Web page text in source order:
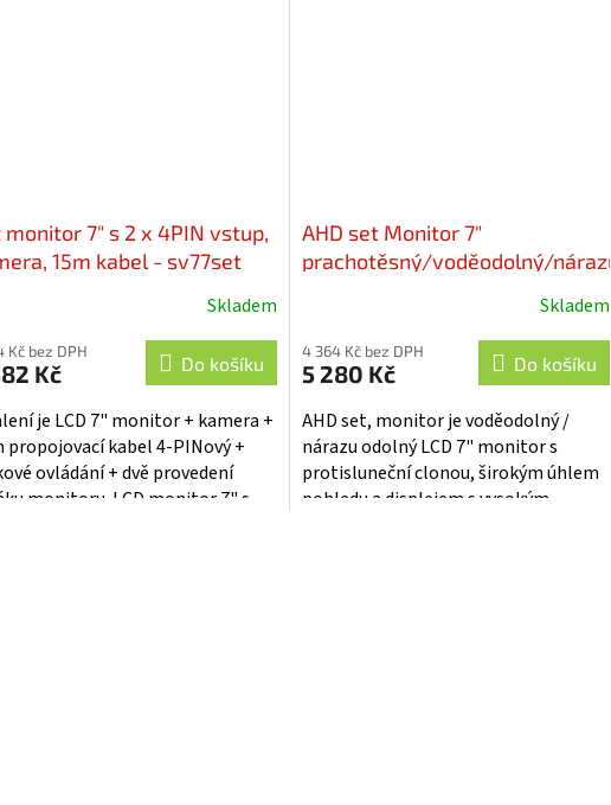
monitor 7" s 2 x 4PIN vstup,
15m kabel - sv77set
Skladem
Kč bez DPH
Kč Do košíku
je LCD 7" monitor + kamera +
propojovací kabel 4-PINový +
ovládání + dvě provedení
monitoru. LCD monitor 7" s
AHD set Monitor 7"
prachotěsný/voděodolný/nárazu
+ 15m kabel - sv701wtpAHDset
Skladem
4 364 Kč bez DPH
5 280 Kč Do košíku
AHD set, monitor je voděodolný /
nárazu odolný LCD 7" monitor s
protisluneční clonou, širokým úhlem
pohledu a displejem s vysokým